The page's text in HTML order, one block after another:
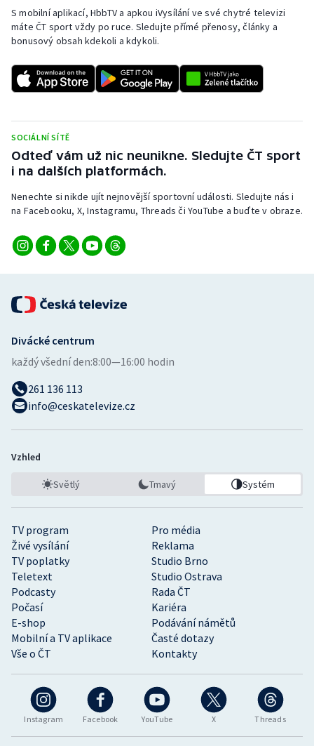
Rychlostní kanoistika
Sportovní střelba
Triatlon
Veslování
Ostatní
S mobilní aplikací, HbbTV a apkou iVysílání ve své chytré televizi
máte ČT sport vždy po ruce. Sledujte přímé přenosy, články a
bonusový obsah kdekoli a kdykoli.
SOCIÁLNÍ SÍTĚ
Odteď vám už nic neunikne. Sledujte ČT sport
i na dalších platformách.
Nenechte si nikde ujít nejnovější sportovní události. Sledujte nás i
na Facebooku, X, Instagramu, Threads či YouTube a buďte v obraze.
Instagram Facebook YouTube X Threads
TV program
Pro média
Živé vysílání
Reklama
TV poplatky
Studio Brno
Teletext
Studio Ostrava
Podcasty
Rada ČT
Počasí
Kariéra
E-shop
Podávání námětů
Mobilní a TV aplikace
Časté dotazy
Vše o ČT
Kontakty
Divácké centrum
každý všední den:8:00—16:00 hodin
261 136 113
info@ceskatelevize.cz
Vzhled
Světlý Tmavý Systém